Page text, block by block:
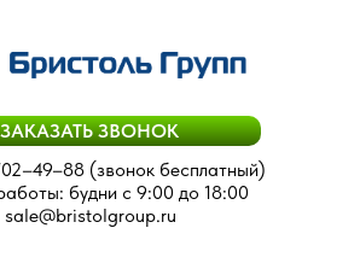
(звонок бесплатный)
будни с 9:00 до 18:00
sale@bristolgroup.ru
ЗАКАЗАТЬ ЗВОНОК